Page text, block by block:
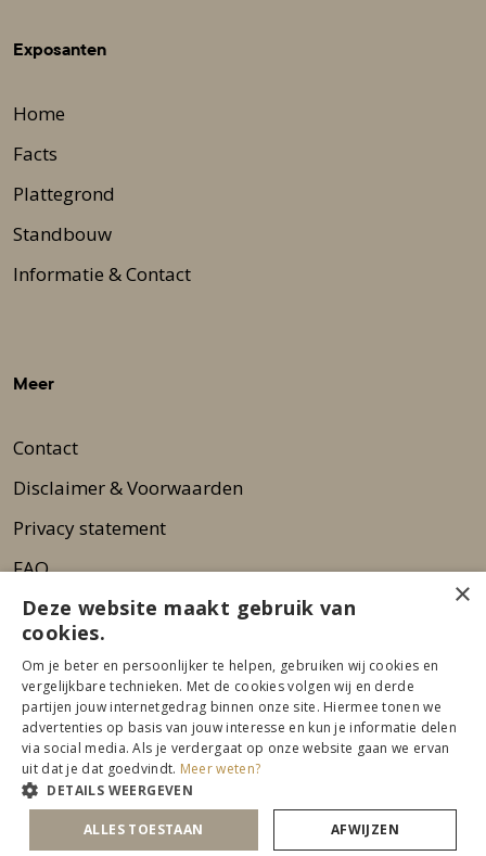
Exposanten
Home
Facts
Plattegrond
Standbouw
Informatie & Contact
Meer
Contact
Disclaimer & Voorwaarden
Privacy statement
FAQ
Wie zijn wij?
Nieuwsbrief
Pers
© 2026 Beurs Eigen Huis
×
Deze website maakt gebruik van
cookies.
Om je beter en persoonlijker te helpen, gebruiken wij cookies en
vergelijkbare technieken. Met de cookies volgen wij en derde
partijen jouw internetgedrag binnen onze site. Hiermee tonen we
advertenties op basis van jouw interesse en kun je informatie delen
via social media. Als je verdergaat op onze website gaan we ervan
uit dat je dat goedvindt. Meer weten?
DETAILS WEERGEVEN
ALLES TOESTAAN AFWIJZEN